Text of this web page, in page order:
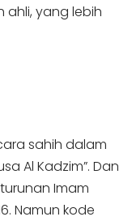
ahli, yang lebih
sahih dalam
Al Kadzim”. Dan
Imam
Namun kode